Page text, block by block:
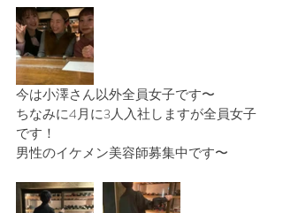
今は小澤さん以外全員女子です〜
ちなみに4月に3人入社しますが全員女子
です！
男性のイケメン美容師募集中です〜